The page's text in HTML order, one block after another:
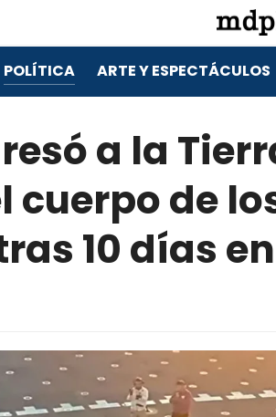
POLÍTICA ARTE Y ESPECTÁCULOS
a la
cuerpo de
10 días